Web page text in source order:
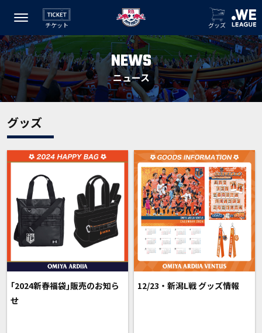
チケット グッズ
NEWS
ニュース
グッズ
｢2024新春福袋｣販売のお知ら
せ
12/23・新潟L戦 グッズ情報